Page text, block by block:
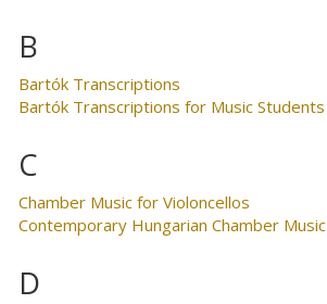
B
Bartók Transcriptions
Bartók Transcriptions for Music Students
C
Chamber Music for Violoncellos
Contemporary Hungarian Chamber Music
D